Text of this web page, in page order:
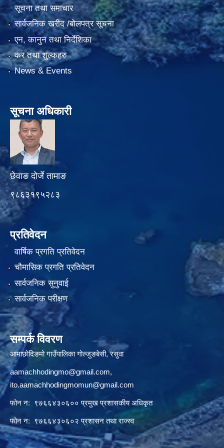
सूचना तथा समाचार
सार्वजनिक खरीद /बोलपत्र सूचना
एन, कानुन तथा निर्देशिका
कर तथा शुल्कहरु
News & Events
सूचना अधिकारी
छेवाङ दोर्जे तामाङ
९८६३१९५२८३
प्रतिवेदन
वार्षिक प्रगति प्रतिवेदन
चौमासिक प्रगति प्रतिवेदन
सार्वजनिक सुनुवाई
सार्वजनिक परीक्षण
सम्पर्क विवरण
आमाछोदिङमो गाउँपालिका गोल्जुङबेसी, रसुवा
aamachhodingmo@gmail.com,
ito.aamachhodingmomun@gmail.com
फोन न: ९७६६४३०६०० प्रमुख प्रशासकीय अधिकृत
फोन न: ९७६६४३०६०२ प्रशासन तथा राज्स्व